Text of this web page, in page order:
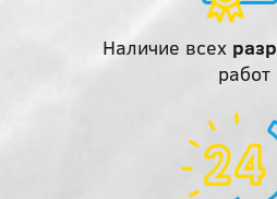
Наличие всех
работ